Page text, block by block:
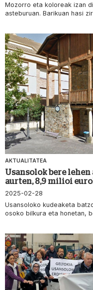
Mozorro eta koloreak izan
asteburuan. Barikuan hasi
AKTUALITATEA
Usansolok bere
aurten, 8,9 milioi
2025-02-28
Usansoloko kudeaketa
osoko bilkura eta honetan,